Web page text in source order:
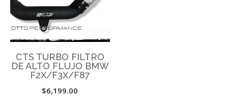
CTS TURBO FILTRO
DE ALTO FLUJO BMW
F2X/F3X/F87
$6,199.00